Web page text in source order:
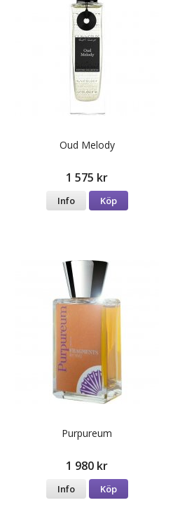
Oud Melody
1 575 kr
Info Köp
Purpureum
1 980 kr
Info Köp